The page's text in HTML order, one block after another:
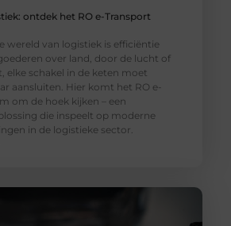
ontdek het RO e-Transport
wereld van logistiek is efficiëntie
over land, door de lucht of
elke schakel in de keten moet
aansluiten. Hier komt het RO e-
om de hoek kijken – een
die inspeelt op moderne
in de logistieke sector.